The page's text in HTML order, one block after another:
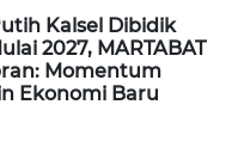
Kalsel Dibidik
2027, MARTABAT
Momentum
Ekonomi Baru